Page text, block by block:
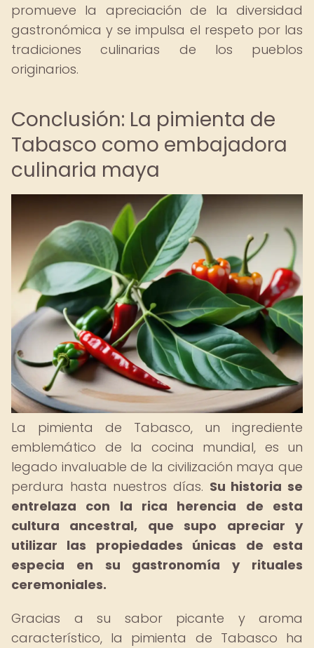
promueve la apreciación de la diversidad
gastronómica y se impulsa el respeto por las
tradiciones culinarias de los pueblos
originarios.
Conclusión: La pimienta de
Tabasco como embajadora
culinaria maya
La pimienta de Tabasco, un ingrediente
emblemático de la cocina mundial, es un
legado invaluable de la civilización maya que
perdura hasta nuestros días. Su historia se
entrelaza con la rica herencia de esta
cultura ancestral, que supo apreciar y
utilizar las propiedades únicas de esta
especia en su gastronomía y rituales
ceremoniales.
Gracias a su sabor picante y aroma
característico, la pimienta de Tabasco ha